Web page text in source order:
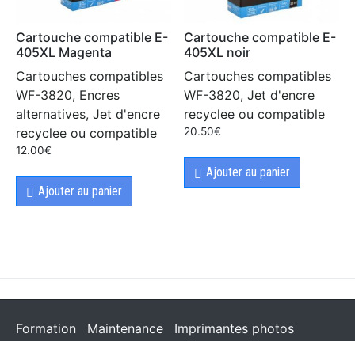
Cartouche compatible E-
405XL Magenta
Cartouches compatibles
WF-3820, Encres
alternatives, Jet d'encre
recyclee ou compatible
12.00€
Ajouter au panier
Cartouche compatible E-
405XL noir
Cartouches compatibles
WF-3820, Jet d'encre
recyclee ou compatible
20.50€
Ajouter au panier
Formation Maintenance
Imprimantes photos